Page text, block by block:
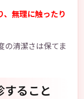
、無理に触ったり
の清潔さは保てま
ること